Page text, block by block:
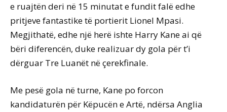
e ruajtën deri në 15 minutat e fundit falë edhe
pritjeve fantastike të portierit Lionel Mpasi.
Megjithatë, edhe një herë ishte Harry Kane ai që
bëri diferencën, duke realizuar dy gola për t’i
dërguar Tre Luanët në çerekfinale.
Me pesë gola në turne, Kane po forcon
kandidaturën për Këpucën e Artë, ndërsa Anglia